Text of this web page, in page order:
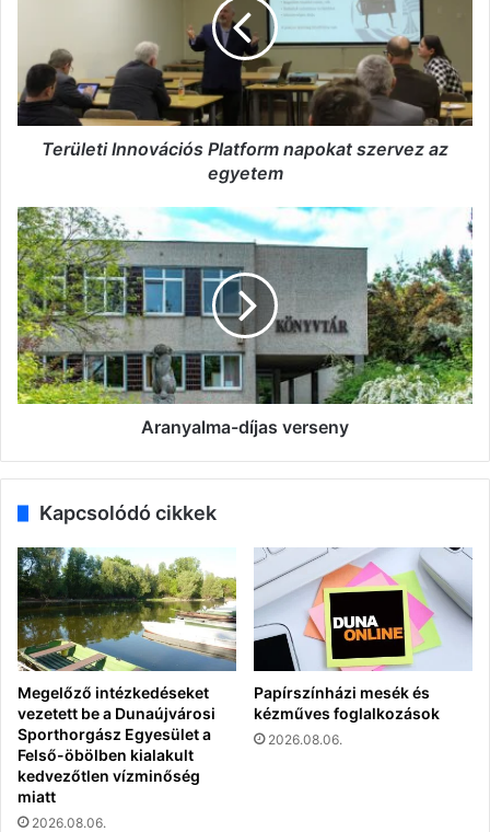
egyetem
Területi Innovációs Platform napokat szervez az
egyetem
Aranyalma-
díjas
verseny
Aranyalma-díjas verseny
Kapcsolódó cikkek
Megelőző intézkedéseket
vezetett be a Dunaújvárosi
Sporthorgász Egyesület a
Felső-öbölben kialakult
kedvezőtlen vízminőség
miatt
2026.08.06.
Papírszínházi mesék és
kézműves foglalkozások
2026.08.06.